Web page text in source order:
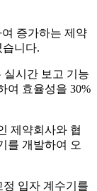
증가하는 제약
습니다.
실시간 보고 기능
여 효율성을 30%
제약회사와 협
를 개발하여 오
정 입자 계수기를